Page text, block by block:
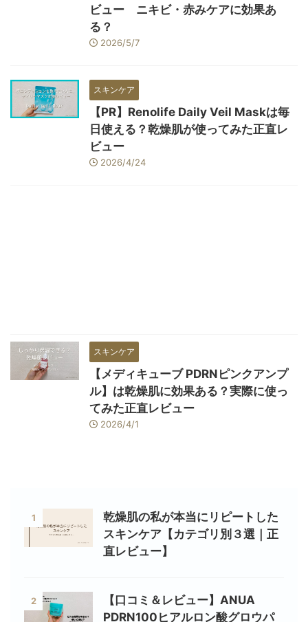
ビュー ニキビ・赤みケアに効果あ
る？
2026/5/7
スキンケア
【PR】Renolife Daily Veil Maskは毎
日使える？乾燥肌が使ってみた正直レ
ビュー
2026/4/24
スキンケア
【メディキューブ PDRNピンクアンプ
ル】は乾燥肌に効果ある？実際に使っ
てみた正直レビュー
2026/4/1
1
乾燥肌の私が本当にリピートした
スキンケア【カテゴリ別３選｜正
直レビュー】
2
【口コミ＆レビュー】ANUA
PDRN100ヒアルロン酸グロウパ